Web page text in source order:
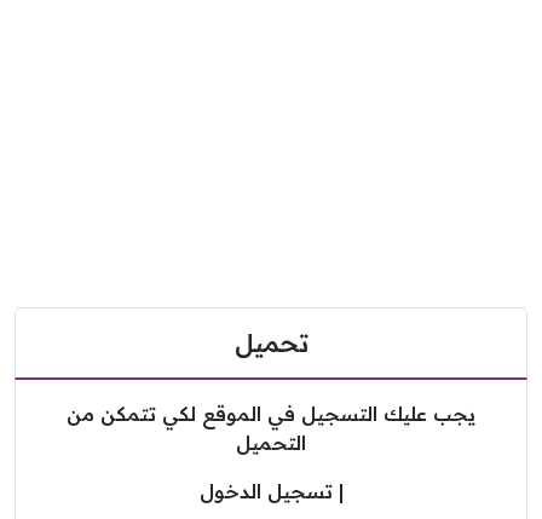
تحميل
يجب عليك التسجيل في الموقع لكي تتمكن من
التحميل
تسجيل الدخول